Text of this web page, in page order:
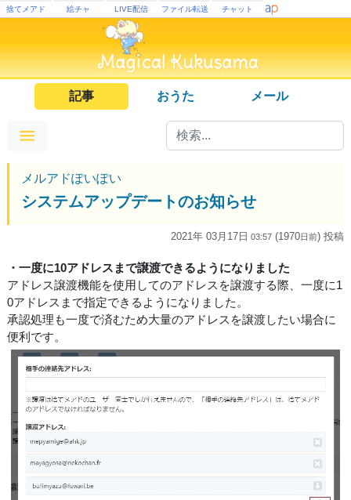
捨てメアド 絵チャ LIVE配信 ファイル転送 チャット
記事 おうた メール
メルアドぽいぽい
システムアップデートのお知らせ
2021年 03月17日 03:57 (1970日前) 投稿
・一度に10アドレスまで譲渡できるようになりました
アドレス譲渡機能を使用してのアドレスを譲渡する際、一度に1
0アドレスまで指定できるようになりました。
承認処理も一度で済むため大量のアドレスを譲渡したい場合に
便利です。